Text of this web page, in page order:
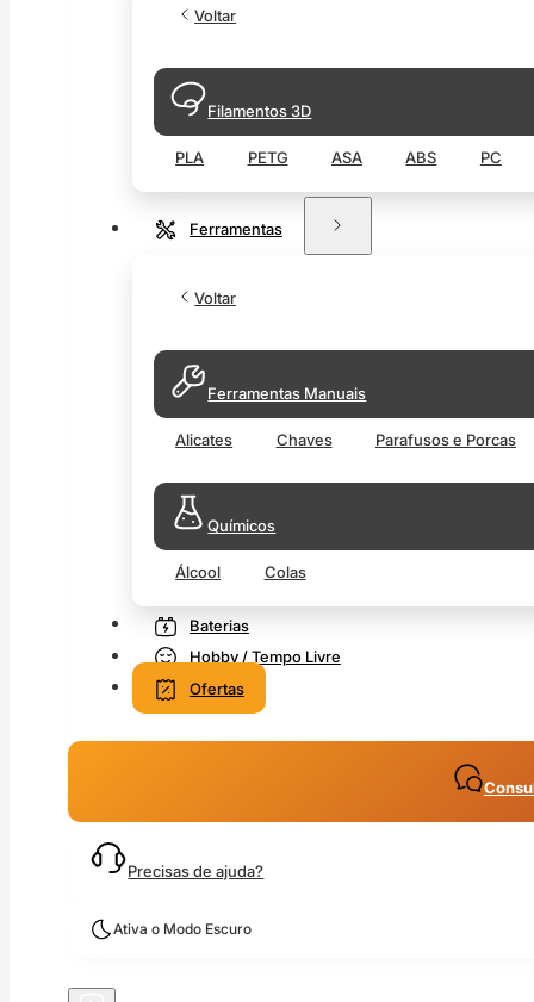
Voltar
Filamentos 3D
PLA PETG ASA ABS PC
Ferramentas
Voltar
Ferramentas Manuais
Alicates Chaves Parafusos e Porcas
Químicos
Álcool Colas
Baterias
Hobby / Tempo Livre
Ofertas
Precisas de ajuda?
Ativa o Modo Escuro